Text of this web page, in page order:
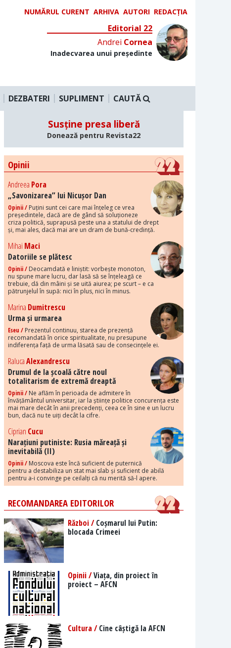
NUMĂRUL CURENT ARHIVA AUTORI REDACȚIA
Editorial 22
Andrei Cornea
Inadecvarea unui președinte
DEZBATERI SUPLIMENT CAUTĂ
Susține presa liberă
Donează pentru Revista22
Opinii
Andreea Pora
„Savonizarea” lui Nicușor Dan
Opinii / Puțini sunt cei care mai înțeleg ce vrea
președintele, dacă are de gând să soluționeze
criza politică, suprapusă peste una a statului de drept
și, mai ales, dacă mai are un dram de bună-credință.
Mihai Maci
Datoriile se plătesc
Opinii / Deocamdată e liniștit: vorbește monoton,
nu spune mare lucru, dar lasă să se înțeleagă ce
trebuie, dă din mâini și se uită aiurea; pe scurt – e ca
pătrunjelul în supă: nici în plus, nici în minus.
Marina Dumitrescu
Urma și urmarea
Eseu / Prezentul continuu, starea de prezență
recomandată în orice spiritualitate, nu presupune
indiferența față de urma lăsată sau de consecințele ei.
RalucaAlexandrescu
Drumul de la școală către noul
totalitarism de extremă dreaptă
Opinii / Ne aflăm în perioada de admitere în
învățământul universitar, iar la științe politice concurența este
mai mare decât în anii precedenți, ceea ce în sine e un lucru
bun, dacă nu te uiți decât la cifre.
Ciprian Cucu
Narațiuni putiniste: Rusia măreață și
inevitabilă (II)
Opinii / Moscova este încă suficient de puternică
pentru a destabiliza un stat mai slab și suficient de abilă
pentru a-i convinge pe ceilalți că nu merită să-l apere.
RECOMANDAREA EDITORILOR
Război /Coșmarul lui Putin:
blocada Crimeei
Opinii /Viața, din proiect în
proiect – AFCN
Cultura /Cine câștigă la AFCN